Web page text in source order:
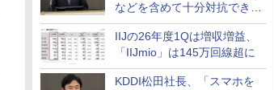
などを含めて十分対抗でき
る」
IIJの26年度1Qは増収増益、
「IIJmio」は145万回線超に
KDDI松田社長、「スマホを